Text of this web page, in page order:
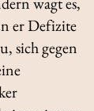
er Defizite
sich gegen